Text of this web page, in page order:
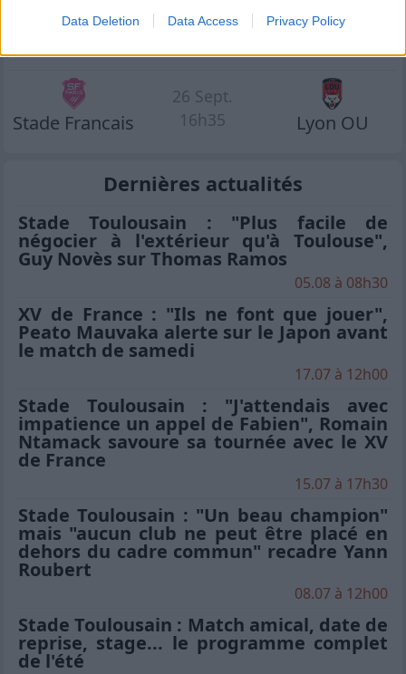
Data Deletion Data Access Privacy Policy
19 Sept.
Stade Francais
26 Sept.
16h35
Lyon OU
Dernières actualités
Stade Toulousain : "Plus facile de
négocier à l'extérieur qu'à Toulouse",
Guy Novès sur Thomas Ramos
05.08 à 08h30
XV de France : "Ils ne font que jouer",
Peato Mauvaka alerte sur le Japon avant
le match de samedi
17.07 à 12h00
Stade Toulousain : "J'attendais avec
impatience un appel de Fabien", Romain
Ntamack savoure sa tournée avec le XV
de France
15.07 à 17h30
Stade Toulousain : "Un beau champion"
mais "aucun club ne peut être placé en
dehors du cadre commun" recadre Yann
Roubert
08.07 à 12h00
Stade Toulousain : Match amical, date de
reprise, stage... le programme complet
de l'été